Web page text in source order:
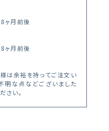
ヶ月前後
ヶ月前後
は余裕を持ってご注文い
明な点などございました
さい。